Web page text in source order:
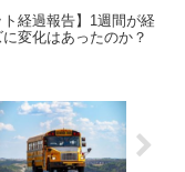
ト経過報告】1週間が経
変化はあったのか？